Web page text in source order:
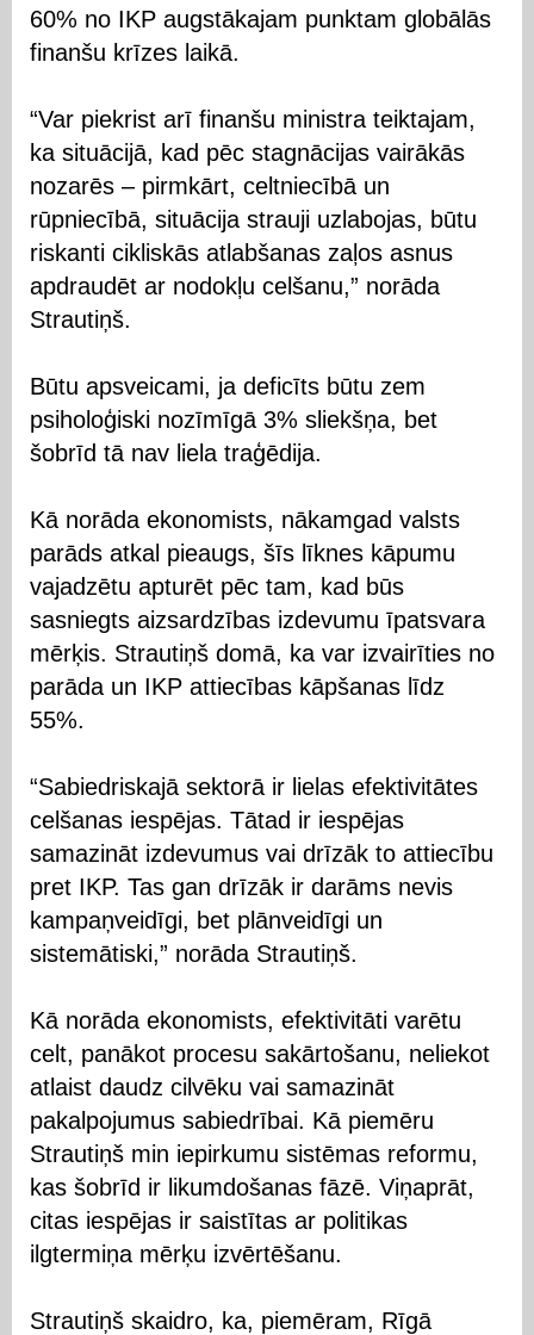
60% no IKP augstākajam punktam globālās
finanšu krīzes laikā.
“Var piekrist arī finanšu ministra teiktajam,
ka situācijā, kad pēc stagnācijas vairākās
nozarēs – pirmkārt, celtniecībā un
rūpniecībā, situācija strauji uzlabojas, būtu
riskanti cikliskās atlabšanas zaļos asnus
apdraudēt ar nodokļu celšanu,” norāda
Strautiņš.
Būtu apsveicami, ja deficīts būtu zem
psiholoģiski nozīmīgā 3% sliekšņa, bet
šobrīd tā nav liela traģēdija.
Kā norāda ekonomists, nākamgad valsts
parāds atkal pieaugs, šīs līknes kāpumu
vajadzētu apturēt pēc tam, kad būs
sasniegts aizsardzības izdevumu īpatsvara
mērķis. Strautiņš domā, ka var izvairīties no
parāda un IKP attiecības kāpšanas līdz
55%.
“Sabiedriskajā sektorā ir lielas efektivitātes
celšanas iespējas. Tātad ir iespējas
samazināt izdevumus vai drīzāk to attiecību
pret IKP. Tas gan drīzāk ir darāms nevis
kampaņveidīgi, bet plānveidīgi un
sistemātiski,” norāda Strautiņš.
Kā norāda ekonomists, efektivitāti varētu
celt, panākot procesu sakārtošanu, neliekot
atlaist daudz cilvēku vai samazināt
pakalpojumus sabiedrībai. Kā piemēru
Strautiņš min iepirkumu sistēmas reformu,
kas šobrīd ir likumdošanas fāzē. Viņaprāt,
citas iespējas ir saistītas ar politikas
ilgtermiņa mērķu izvērtēšanu.
Strautiņš skaidro, ka, piemēram, Rīgā